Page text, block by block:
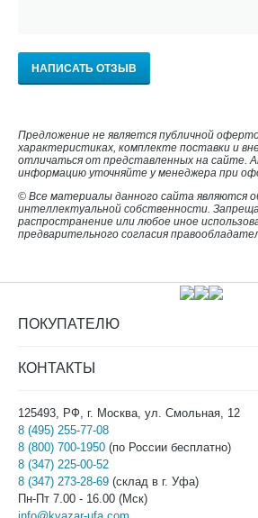
НАПИСАТЬ ОТЗЫВ
Предложение не является публичной
характеристиках, комплекте поставки и
отличаться от представленных на сайте.
информацию уточняйте у менеджера при
© Все материалы данного сайта являются
интеллектуальной собственности.
распространение или любое иное
предварительного согласия
ПОКУПАТЕЛЮ
КОНТАКТЫ
125493, РФ, г. Москва, ул. Смольная, 12
8 (495) 255-77-08
8 (800) 700-1950 (по России бесплатно)
8 (347) 225-00-52
8 (347) 273-28-69 (склад в г. Уфа)
Пн-Пт 7.00 - 16.00 (Мск)